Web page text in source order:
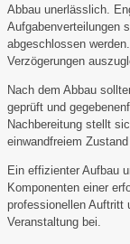
Abbau unerlässlich.
Aufgabenverteilungen
abgeschlossen
Verzögerungen
Nach dem Abbau
geprüft und
Nachbereitung stellt
einwandfreiem
Ein effizienter Aufbau
Komponenten einer
professionellen Auftritt
Veranstaltung bei.